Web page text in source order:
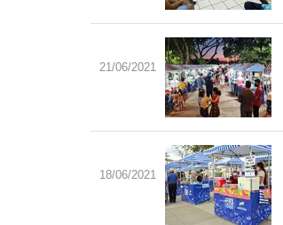
21/06/2021
18/06/2021